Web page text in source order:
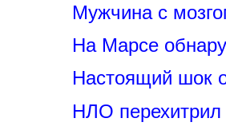
Мужчина с
На Марсе
Настоящий шок
НЛО перехитрил